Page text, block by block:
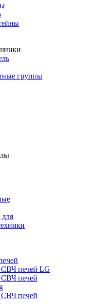
группы
СВЧ печей LG
печей
печей